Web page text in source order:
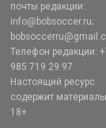
почты редакции:
info@bobsoccer.ru;
Телефон редакции:
985 719 29 97
Настоящий ресурс
содержит
18+